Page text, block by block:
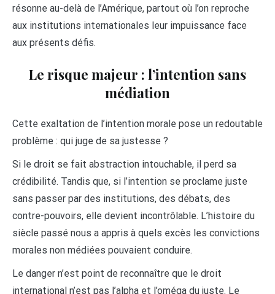
résonne au-delà de l’Amérique, partout où l’on reproche
aux institutions internationales leur impuissance face
aux présents défis.
Le risque majeur : l’intention sans
médiation
Cette exaltation de l’intention morale pose un redoutable
problème : qui juge de sa justesse ?
Si le droit se fait abstraction intouchable, il perd sa
crédibilité. Tandis que, si l’intention se proclame juste
sans passer par des institutions, des débats, des
contre-pouvoirs, elle devient incontrôlable. L’histoire du
siècle passé nous a appris à quels excès les convictions
morales non médiées pouvaient conduire.
Le danger n’est point de reconnaître que le droit
international n’est pas l’alpha et l’oméga du juste. Le